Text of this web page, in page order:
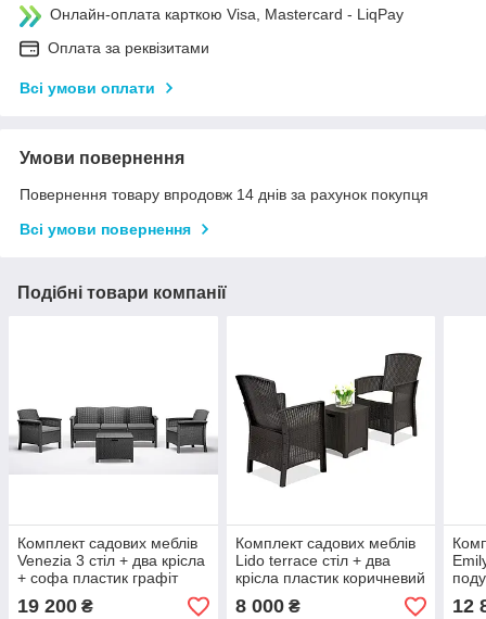
Онлайн-оплата карткою Visa, Mastercard - LiqPay
Оплата за реквізитами
Всі умови оплати
Умови повернення
Повернення товару впродовж 14 днів за рахунок покупця
Всі умови повернення
Подібні товари компанії
Комплект садових меблів
Venezia 3 стіл + два крісла
+ софа пластик графіт
(Time EcoTM)
19 200 ₴
Комплект садових меблів
Lido terrace стіл + два
крісла пластик коричневий
(Time EcoTM)
8 000₴ 12